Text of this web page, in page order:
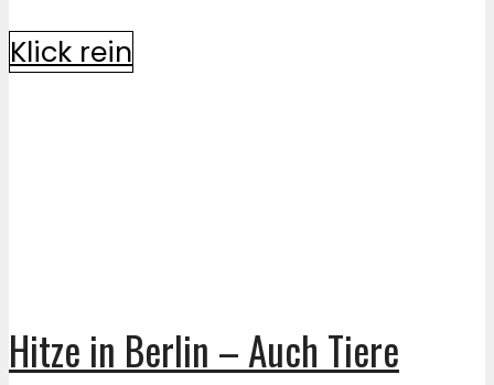
Klick rein
Hitze in Berlin – Auch Tiere